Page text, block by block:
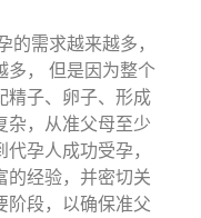
的需求越来越多，
多， 但是因为整个
精子、卵子、形成
杂，从准父母至少
孕人成功受孕，
的经验，并密切关
阶段，以确保准父